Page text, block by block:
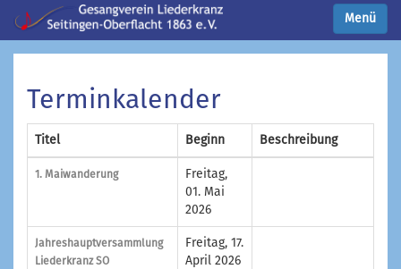
Menü
Terminkalender
Titel Beginn Beschreibung
1. Maiwanderung
Freitag,
01. Mai
2026
Jahreshauptversammlung
Liederkranz SO
Freitag, 17.
April 2026